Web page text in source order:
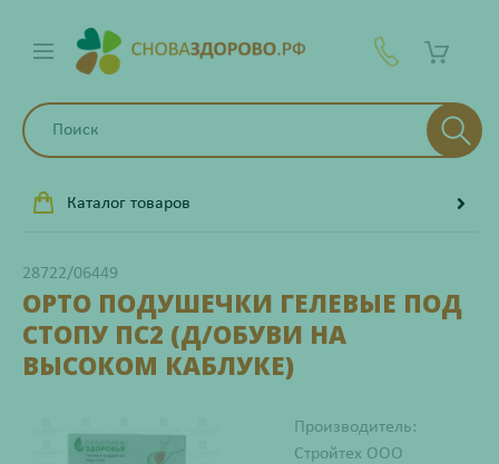
Каталог товаров
28722/06449
ОРТО ПОДУШЕЧКИ ГЕЛЕВЫЕ ПОД
СТОПУ ПС2 (Д/ОБУВИ НА
ВЫСОКОМ КАБЛУКЕ)
Производитель:
Стройтех ООО